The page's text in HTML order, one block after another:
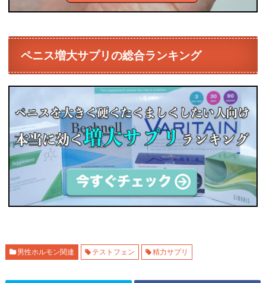
ペニス増大サプリの総合ランキング
男性ホルモン関連 テストフェン 精力サプリ